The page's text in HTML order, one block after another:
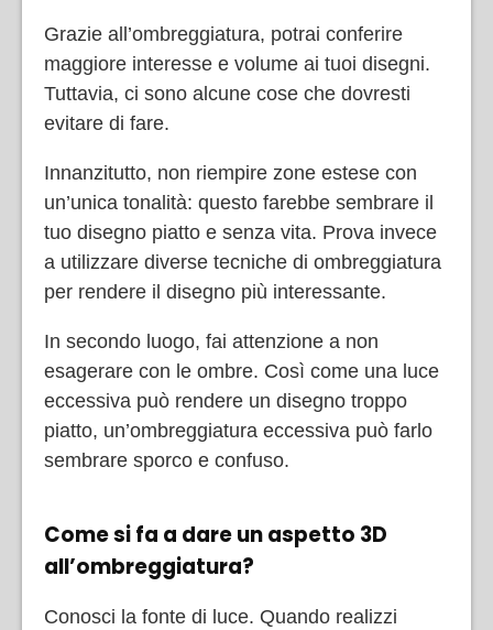
Grazie all’ombreggiatura, potrai conferire
maggiore interesse e volume ai tuoi disegni.
Tuttavia, ci sono alcune cose che dovresti
evitare di fare.
Innanzitutto, non riempire zone estese con
un’unica tonalità: questo farebbe sembrare il
tuo disegno piatto e senza vita. Prova invece
a utilizzare diverse tecniche di ombreggiatura
per rendere il disegno più interessante.
In secondo luogo, fai attenzione a non
esagerare con le ombre. Così come una luce
eccessiva può rendere un disegno troppo
piatto, un’ombreggiatura eccessiva può farlo
sembrare sporco e confuso.
Come si fa a dare un aspetto 3D
all’ombreggiatura?
Conosci la fonte di luce. Quando realizzi